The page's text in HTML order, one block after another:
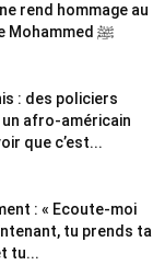
rend hommage au
Prophète Mohammed ﷺ
: des policiers
afro-américain
que c’est...
: « Ecoute-moi
tu prends ta
tu...